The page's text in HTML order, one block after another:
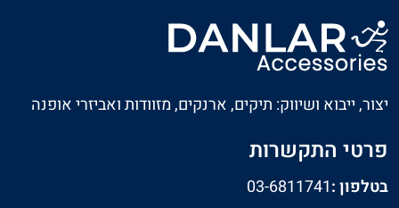
יצור, ייבוא ושיווק: תיקים, ארנקים, מזוודות ואביזרי אופנה
פרטי התקשרות
בטלפון :03-6811741